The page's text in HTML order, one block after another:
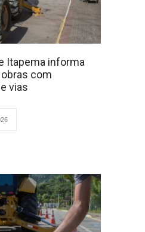
Itapema informa
com
vias